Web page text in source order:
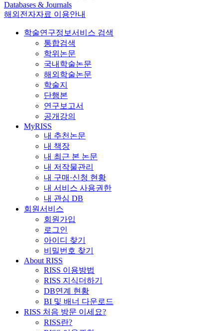
Databases & Journals
해외전자자료 이용안내
학술연구정보서비스 검색
통합검색
학위논문
국내학술논문
해외학술논문
학술지
단행본
연구보고서
공개강의
MyRISS
내 추천논문
내 책장
내 최근 본 논문
내 저작물관리
내 구매·신청 현황
내 서비스 사용권한
내 관심 DB
회원서비스
회원가입
로그인
아이디 찾기
비밀번호 찾기
About RISS
RISS 이용방법
RISS 지식더하기
DB연계 현황
BI 및 배너 다운로드
RISS 처음 방문 이세요?
RISS란?